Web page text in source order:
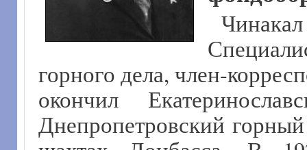
горного дела, член-
окончил
Днепропетровский